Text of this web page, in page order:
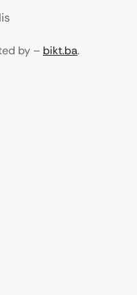
by – bikt.ba.